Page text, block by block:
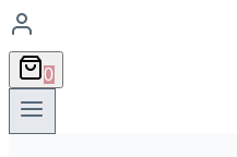
0